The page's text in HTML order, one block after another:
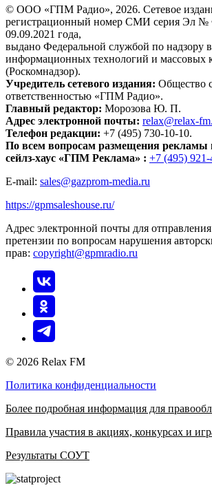
© ООО «ГПМ Радио», 2026. Сетевое
регистрационный номер СМИ серия Эл №
09.09.2021 года,
выдано Федеральной службой по надзору в
информационных технологий и массовых
(Роскомнадзор).
Учредитель сетевого издания: Общество
ответственностью «ГПМ Радио».
Главный редактор: Морозова Ю. П.
Адрес электронной почты: relax@relax-
Телефон редакции: +7 (495) 730-10-10.
По всем вопросам размещения рекламы
сейлз-хаус «ГПМ Реклама» : +7 (495) 921-
E-mail: sales@gazprom-media.ru
https://gpmsaleshouse.ru/
Адрес электронной почты для
претензии по вопросам нарушения
прав: copyright@gpmradio.ru
© 2026 Relax FM
Политика конфиденциальности
Более подробная информация для
Правила участия в акциях, конкурсах и
Результаты СОУТ